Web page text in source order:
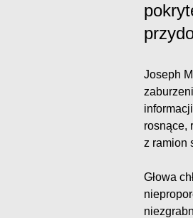
Joseph
rosnące,
z ramion
Głowa